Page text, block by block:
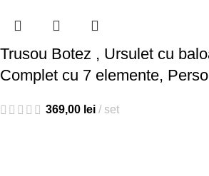
Trusou Botez , Ursulet cu
Complet cu 7 elemente,
369,00 lei set